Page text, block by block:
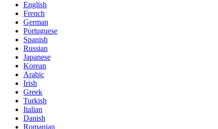
English
French
German
Portuguese
Spanish
Russian
Japanese
Korean
Arabic
Irish
Greek
Turkish
Italian
Danish
Romanian